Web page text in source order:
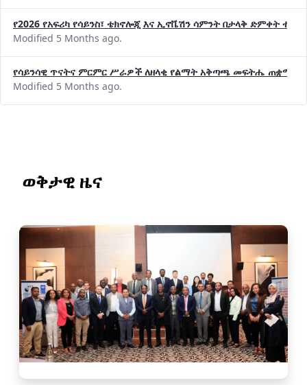
የ2026 የአፍሪካ የሳይንስ፣ ቴክኖሎጂ እና ኢኖቬሽን ሳምንት በታላቅ ድምቀት
Modified 5 Months ago.
የሳይንሳዊ ጥናትና ምርምር ሥራዎች ለዘላቂ የልማት አቅጣጫ መፍትሔ ጠቋሚ
Modified 5 Months ago.